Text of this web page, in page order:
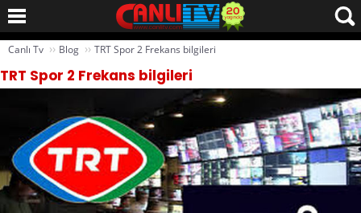
Canlı Tv ›› Blog ›› TRT Spor 2 Frekans bilgileri
TRT Spor 2 Frekans bilgileri